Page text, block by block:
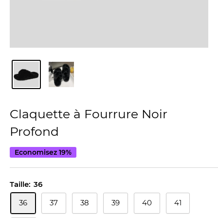
Claquette à Fourrure Noir
Profond
Economisez 19%
Taille: 36
36
37 38 39 40 41